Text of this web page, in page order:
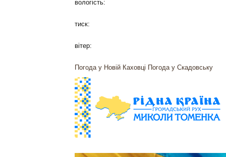
вологість:
тиск:
вітер:
Погода у Новій Каховці Погода у Скадовську